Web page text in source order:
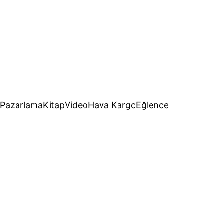
PazarlamaKitapVideoHava KargoEğlence